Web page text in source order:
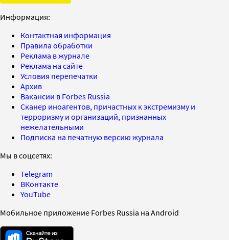
Информация:
Контактная информация
Правила обработки
Реклама в журнале
Реклама на сайте
Условия перепечатки
Архив
Вакансии в Forbes Russia
Сканер иноагентов, причастных к экстремизму и
терроризму и организаций, признанных
нежелательными
Подписка на печатную версию журнала
Мы в соцсетях:
Telegram
ВКонтакте
YouTube
Мобильное приложение Forbes Russia на Android